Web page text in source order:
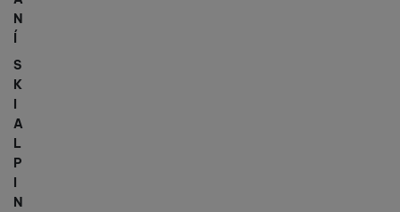
N
Í
S
K
I
A
L
P
I
N